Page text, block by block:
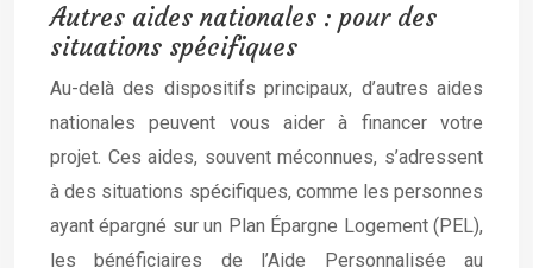
Autres aides nationales : pour des
situations spécifiques
Au-delà des dispositifs principaux, d’autres aides
nationales peuvent vous aider à financer votre
projet. Ces aides, souvent méconnues, s’adressent
à des situations spécifiques, comme les personnes
ayant épargné sur un Plan Épargne Logement (PEL),
les bénéficiaires de l’Aide Personnalisée au